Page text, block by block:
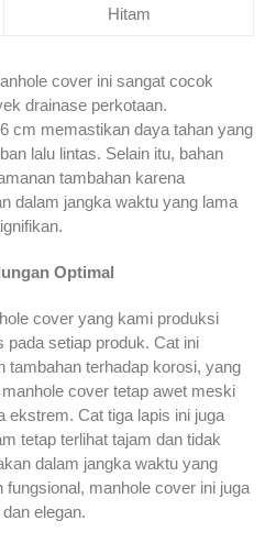
Hitam
cover ini sangat cocok
drainase perkotaan.
cm memastikan daya tahan yang
lalu lintas. Selain itu, bahan
tambahan karena
dalam jangka waktu yang lama
Optimal
cover yang kami produksi
pada setiap produk. Cat ini
tambahan terhadap korosi, yang
cover tetap awet meski
ekstrem. Cat tiga lapis ini juga
tetap terlihat tajam dan tidak
dalam jangka waktu yang
manhole cover ini juga
elegan.